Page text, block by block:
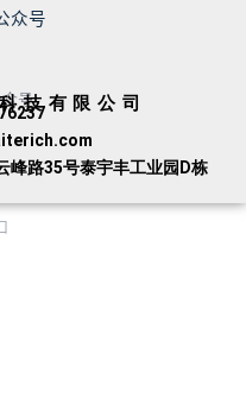
号
技有限公司
峰路35号泰宇丰工业园D栋